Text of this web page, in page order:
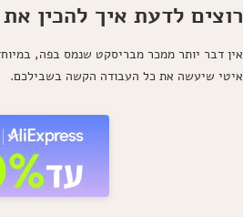
רוצים לדעת איך להכין
אין דבר יותר ממכר מבריסקט שנמס בפה,
איטי שיעשה את כל העבודה הקשה בשבילכם.